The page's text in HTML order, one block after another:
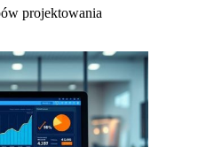
projektowania